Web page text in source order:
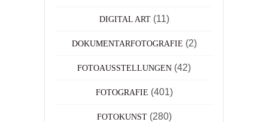
DIGITAL ART(11)
DOKUMENTARFOTOGRAFIE (2)
FOTOAUSSTELLUNGEN (42)
FOTOGRAFIE (401)
FOTOKUNST(280)